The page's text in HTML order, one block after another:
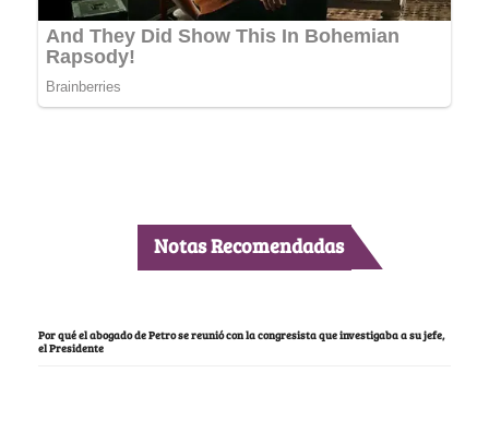
Notas Recomendadas
Por qué el abogado de Petro se reunió con la congresista que investigaba a su jefe,
el Presidente